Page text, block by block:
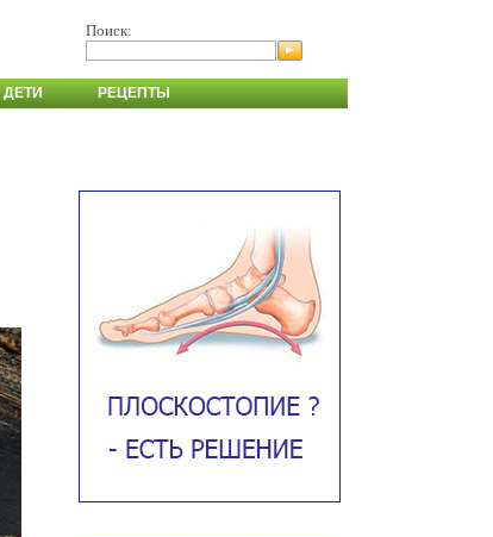
Поиск:
ДЕТИ РЕЦЕПТЫ